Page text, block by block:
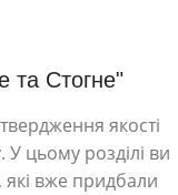
та Стогне"
якості
У цьому розділі ви
які вже придбали